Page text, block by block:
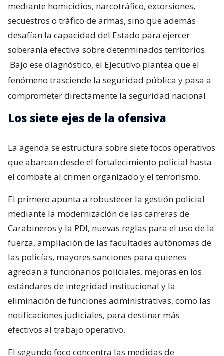
mediante homicidios, narcotráfico, extorsiones,
secuestros o tráfico de armas, sino que además
desafían la capacidad del Estado para ejercer
soberanía efectiva sobre determinados territorios.
Bajo ese diagnóstico, el Ejecutivo plantea que el
fenómeno trasciende la seguridad pública y pasa a
comprometer directamente la seguridad nacional.
Los siete ejes de la ofensiva
La agenda se estructura sobre siete focos operativos
que abarcan desde el fortalecimiento policial hasta
el combate al crimen organizado y el terrorismo.
El primero apunta a robustecer la gestión policial
mediante la modernización de las carreras de
Carabineros y la PDI, nuevas reglas para el uso de la
fuerza, ampliación de las facultades autónomas de
las policías, mayores sanciones para quienes
agredan a funcionarios policiales, mejoras en los
estándares de integridad institucional y la
eliminación de funciones administrativas, como las
notificaciones judiciales, para destinar más
efectivos al trabajo operativo.
El segundo foco concentra las medidas de